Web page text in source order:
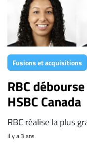
Page
entreprises
Publier
un
emploi
Publicité
Solutions de
recrutements
TROUVEZ-
NOUS
Fusions et acquisitions
RBC
HSBC Canada
RBC réalise la plus
il y a 3 ans